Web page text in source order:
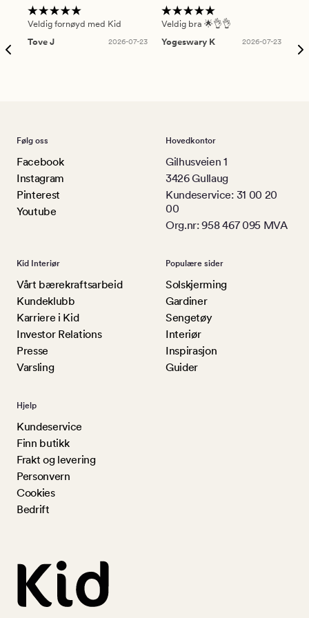
Veldig fornøyd med Kid
Tove J
2026-07-23
Veldig bra 🌟👌👌
Yogeswary K
2026-07-23
Følg oss
Facebook
Instagram
Pinterest
Youtube
Hovedkontor
Gilhusveien 1
3426 Gullaug
Kundeservice: 31 00 20
00
Org.nr: 958 467 095 MVA
Kid Interiør
Vårt bærekraftsarbeid
Kundeklubb
Karriere i Kid
Investor Relations
Presse
Varsling
Populære sider
Solskjerming
Gardiner
Sengetøy
Interiør
Inspirasjon
Guider
Hjelp
Kundeservice
Finn butikk
Frakt og levering
Personvern
Cookies
Bedrift